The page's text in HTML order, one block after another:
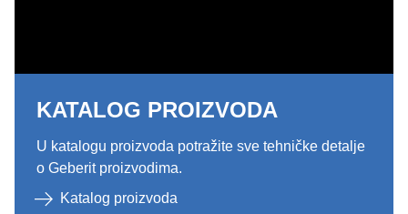
KATALOG PROIZVODA
U katalogu proizvoda potražite sve tehničke detalje
o Geberit proizvodima.
Katalog proizvoda